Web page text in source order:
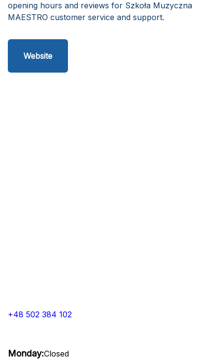
opening hours and reviews for Szkoła Muzyczna
MAESTRO customer service and support.
Website
+48 502 384 102
Monday:Closed